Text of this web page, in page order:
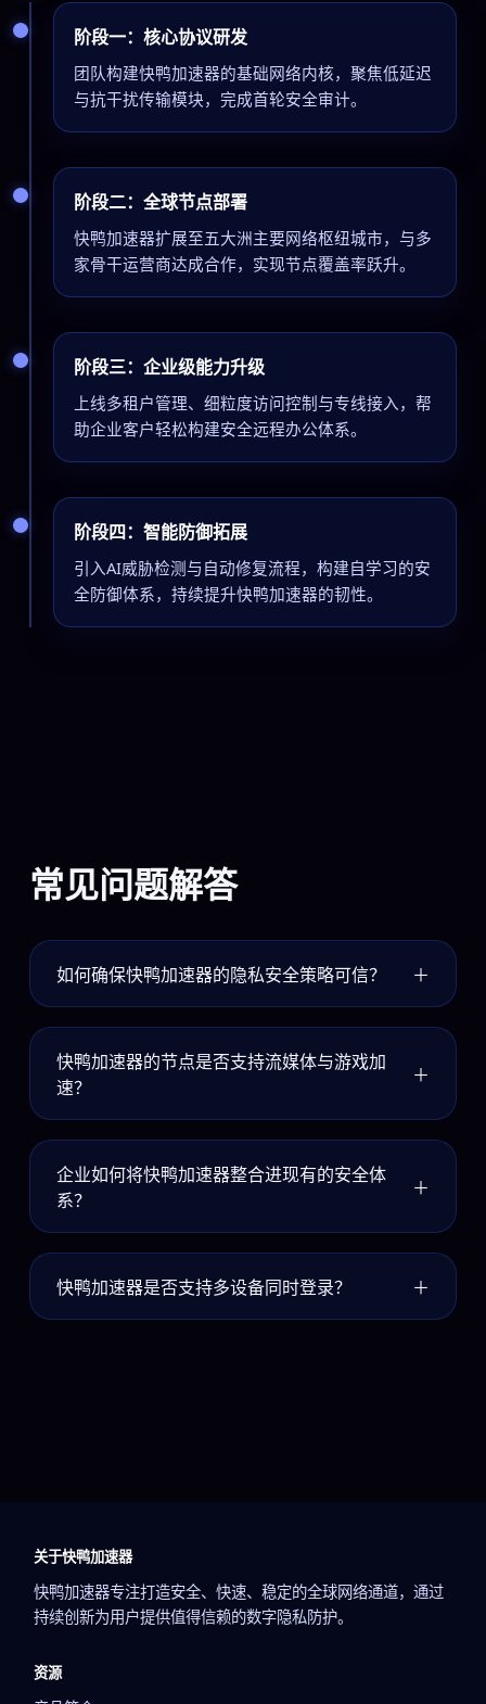
阶段一：核心协议研发
团队构建快鸭加速器的基础网络内核，聚焦低延迟
与抗干扰传输模块，完成首轮安全审计。
阶段二：全球节点部署
快鸭加速器扩展至五大洲主要网络枢纽城市，与多
家骨干运营商达成合作，实现节点覆盖率跃升。
阶段三：企业级能力升级
上线多租户管理、细粒度访问控制与专线接入，帮
助企业客户轻松构建安全远程办公体系。
阶段四：智能防御拓展
引入AI威胁检测与自动修复流程，构建自学习的安
全防御体系，持续提升快鸭加速器的韧性。
常见问题解答
如何确保快鸭加速器的隐私安全策略可信？ ＋
进行源代码审计与渗透测试。我们的零日志政策
得到第三方验证，任何连接元数据都不会被保
存。如需进一步合规证明，企业用户可申请查看
上。
快鸭加速器的节点是否支持流媒体与游戏加
速？
＋
Netflix、Disney+、YouTube等流媒体平台进行
了深度兼容测试，同时针对热门游戏服务器提供
低延迟线路。用户可在客户端选择“娱乐加速”模
企业如何将快鸭加速器整合进现有的安全体
系？
＋
口，可与现有的IAM、SIEM乃至SOAR系统对
接。通过策略模板与批量部署脚本，企业能够在
快鸭加速器是否支持多设备同时登录？ ＋
关于快鸭加速器
快鸭加速器专注打造安全、快速、稳定的全球网络通道，通过
持续创新为用户提供值得信赖的数字隐私防护。
资源